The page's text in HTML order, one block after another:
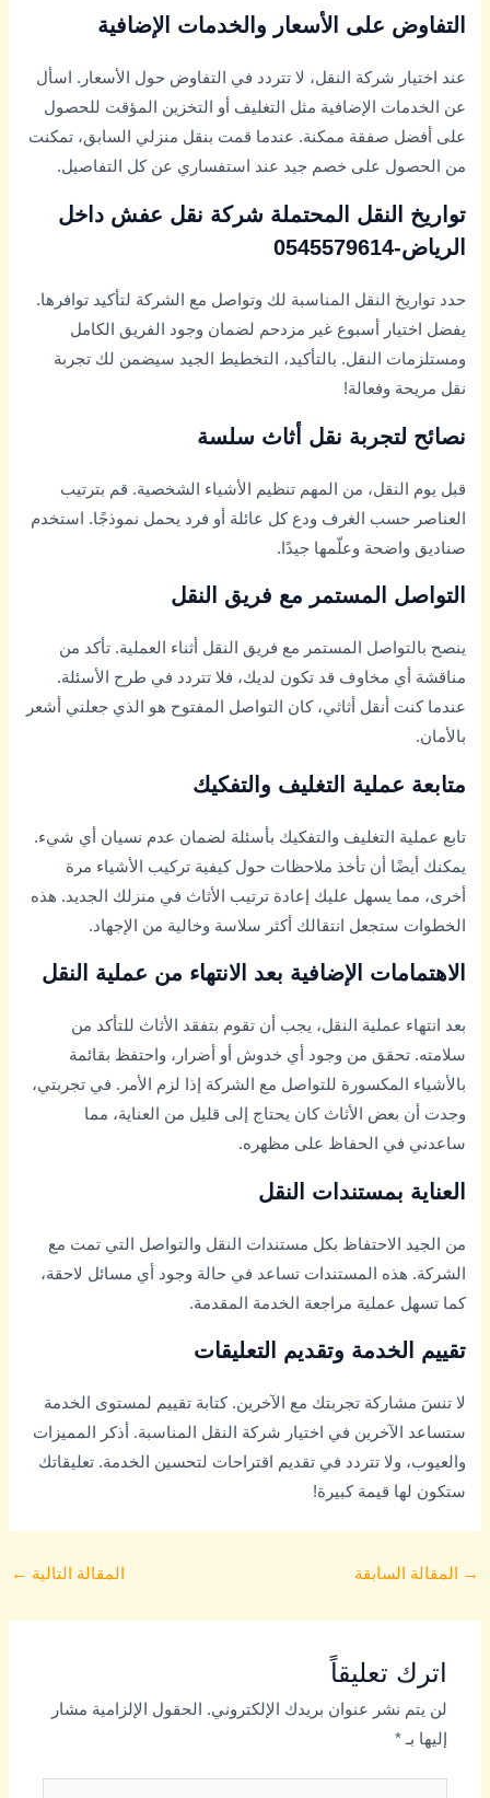
التفاوض على الأسعار والخدمات الإضافية
عند اختيار شركة النقل، لا تتردد في التفاوض حول الأسعار. اسأل
عن الخدمات الإضافية مثل التغليف أو التخزين المؤقت للحصول
على أفضل صفقة ممكنة. عندما قمت بنقل منزلي السابق، تمكنت
من الحصول على خصم جيد عند استفساري عن كل التفاصيل.
تواريخ النقل المحتملة شركة نقل عفش داخل
الرياض-0545579614
حدد تواريخ النقل المناسبة لك وتواصل مع الشركة لتأكيد توافرها.
يفضل اختيار أسبوع غير مزدحم لضمان وجود الفريق الكامل
ومستلزمات النقل. بالتأكيد، التخطيط الجيد سيضمن لك تجربة
نقل مريحة وفعالة!
نصائح لتجربة نقل أثاث سلسة
قبل يوم النقل، من المهم تنظيم الأشياء الشخصية. قم بترتيب
العناصر حسب الغرف ودع كل عائلة أو فرد يحمل نموذجًا. استخدم
صناديق واضحة وعلّمها جيدًا.
التواصل المستمر مع فريق النقل
ينصح بالتواصل المستمر مع فريق النقل أثناء العملية. تأكد من
مناقشة أي مخاوف قد تكون لديك، فلا تتردد في طرح الأسئلة.
عندما كنت أنقل أثاثي، كان التواصل المفتوح هو الذي جعلني أشعر
بالأمان.
متابعة عملية التغليف والتفكيك
تابع عملية التغليف والتفكيك بأسئلة لضمان عدم نسيان أي شيء.
يمكنك أيضًا أن تأخذ ملاحظات حول كيفية تركيب الأشياء مرة
أخرى، مما يسهل عليك إعادة ترتيب الأثاث في منزلك الجديد. هذه
الخطوات ستجعل انتقالك أكثر سلاسة وخالية من الإجهاد.
الاهتمامات الإضافية بعد الانتهاء من عملية النقل
بعد انتهاء عملية النقل، يجب أن تقوم بتفقد الأثاث للتأكد من
سلامته. تحقق من وجود أي خدوش أو أضرار، واحتفظ بقائمة
بالأشياء المكسورة للتواصل مع الشركة إذا لزم الأمر. في تجربتي،
وجدت أن بعض الأثاث كان يحتاج إلى قليل من العناية، مما
ساعدني في الحفاظ على مظهره.
العناية بمستندات النقل
من الجيد الاحتفاظ بكل مستندات النقل والتواصل التي تمت مع
الشركة. هذه المستندات تساعد في حالة وجود أي مسائل لاحقة،
كما تسهل عملية مراجعة الخدمة المقدمة.
تقييم الخدمة وتقديم التعليقات
لا تنسَ مشاركة تجربتك مع الآخرين. كتابة تقييم لمستوى الخدمة
ستساعد الآخرين في اختيار شركة النقل المناسبة. أذكر المميزات
والعيوب، ولا تتردد في تقديم اقتراحات لتحسين الخدمة. تعليقاتك
ستكون لها قيمة كبيرة!
→ المقالة السابقة المقالة التالية ←
اترك تعليقاً
لن يتم نشر عنوان بريدك الإلكتروني.
الحقول الإلزامية مشار
إليها بـ*